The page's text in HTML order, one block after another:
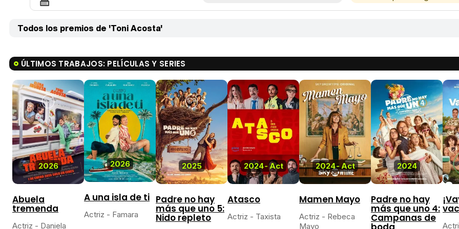
Todos los premios de 'Toni Acosta'
ÚLTIMOS TRABAJOS: PELÍCULAS Y SERIES
2026
5,5
Abuela
tremenda
Actriz - Daniela
2026
A una isla de ti
Actriz - Famara
2025
5,9
Padre no hay
más que uno 5:
Nido repleto
2024-Act
Atasco
Actriz - Taxista
2024-Act
Mamen Mayo
Actriz - Rebeca
Mayo
2024
5,9
Padre no hay
más que uno 4:
Campanas de